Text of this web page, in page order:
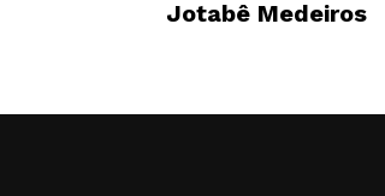
Jotabê Medeiros